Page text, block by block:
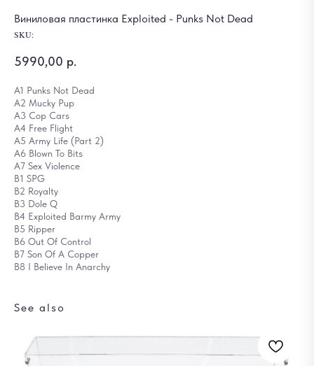
Виниловая пластинка Exploited - Punks Not Dead
SKU:
5990,00 р.
A1 Punks Not Dead
A2 Mucky Pup
A3 Cop Cars
A4 Free Flight
A5 Army Life (Part 2)
A6 Blown To Bits
A7 Sex Violence
B1 SPG
B2 Royalty
B3 Dole Q
B4 Exploited Barmy Army
B5 Ripper
B6 Out Of Control
B7 Son Of A Copper
B8 I Believe In Anarchy
See also